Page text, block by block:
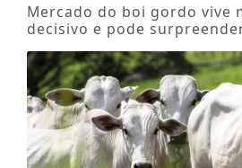
Mercado do boi gordo vive
decisivo e pode